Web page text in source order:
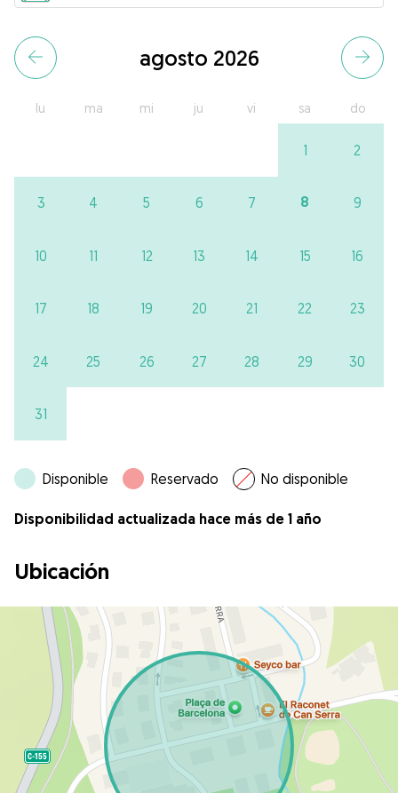
agosto 2026
lu ma mi ju vi sa do
1 2
3 4 5 6 7 8 9
10 11 12 13 14 15 16
17 18 19 20 21 22 23
24 25 26 27 28 29 30
31
Disponible Reservado No disponible
Disponibilidad actualizada hace más de 1 año
Ubicación